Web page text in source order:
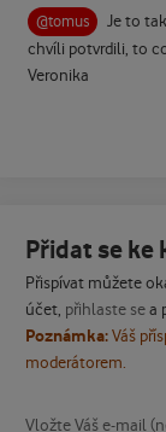
@tomus Je to tak
chvíli potvrdili, to
Veronika
Přidat se ke
Přispívat můžete
účet, přihlaste sea
Poznámka:Váš
moderátorem.